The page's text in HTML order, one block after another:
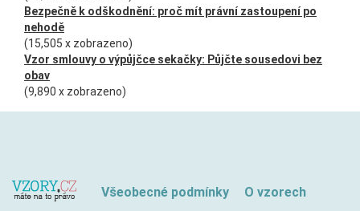
Bezpečně k odškodnění: proč mít právní zastoupení po
nehodě
(15,505 x zobrazeno)
Vzor smlouvy o výpůjčce sekačky: Půjčte sousedovi bez
obav
(9,890 x zobrazeno)
Všeobecné podmínky O vzorech